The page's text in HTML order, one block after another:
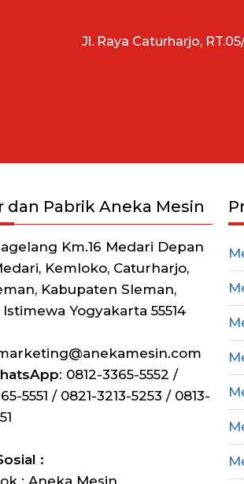
Jl. Raya Caturharjo,
dan Pabrik Aneka Mesin
Km.16 Medari Depan
Kemloko, Caturharjo,
Kabupaten Sleman,
Yogyakarta 55514
: 0812-3365-5552 /
5551 / 0821-3213-5253 / 0813-
: